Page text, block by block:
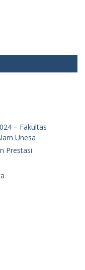
– Fakultas
Unesa
Prestasi